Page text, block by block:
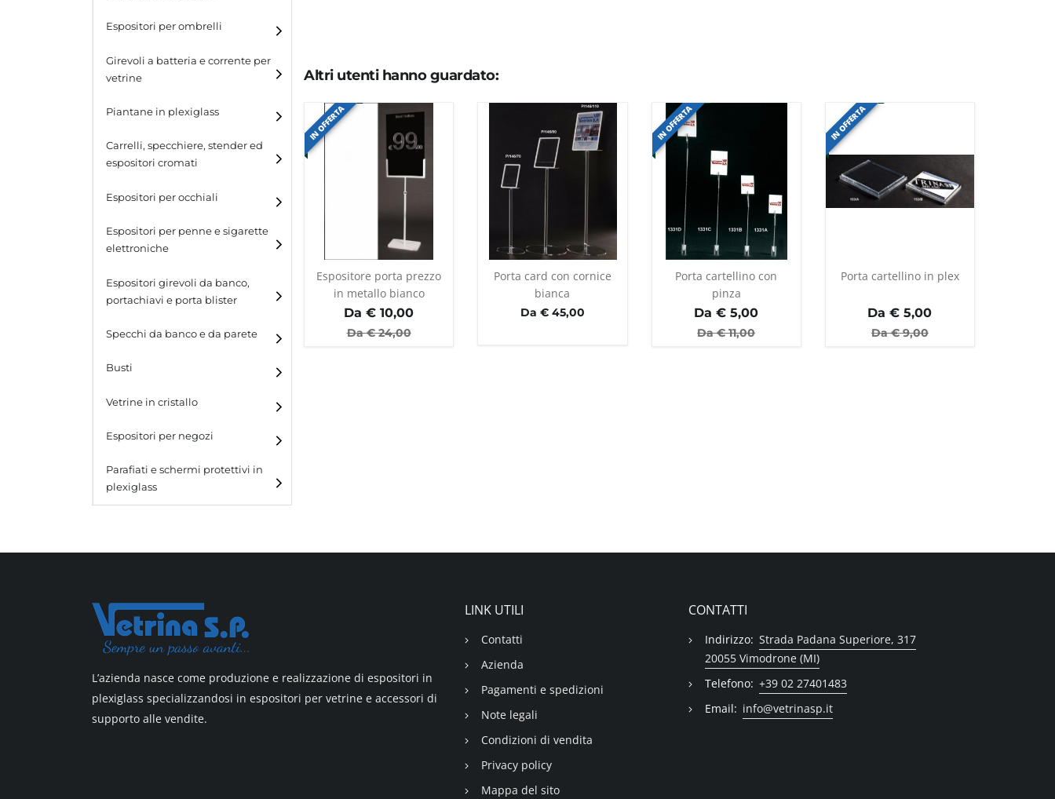
Espositori per borse
Espositori per cinture
Espositori per portafogli
Espositori per calzature
Espositori per ombrelli
Girevoli a batteria e corrente per
vetrine
Piantane in plexiglass
Carrelli, specchiere, stender ed
espositori cromati
Espositori per occhiali
Espositori per penne e sigarette
elettroniche
Espositori girevoli da banco,
portachiavi e porta blister
Espositori girevoli da
ganci
Specchi da banco e da parete
Busti
Vetrine in cristallo
Laminato
Laminato light
All design
Top line 3
Espositori per negozi
Parafiati e schermi protettivi in
plexiglass
Altri utenti hanno guardato:
IN OFFERTA
Espositore porta prezzo
in metallo bianco
Da € 10,00
Da €24,00
Porta card con cornice
bianca
Da € 45,00
IN OFFERTA
Porta cartellino con
pinza
Da € 5,00
Da €11,00
IN OFFERTA
Porta cartellino in plex
Da € 5,00
Da €9,00
L’azienda nasce come produzione e realizzazione di espositori in
plexiglass specializzandosi in espositori per vetrine e accessori di
supporto alle vendite.
LINK UTILI
Contatti
Azienda
Pagamenti e spedizioni
Note legali
Condizioni di vendita
Privacy policy
Mappa del sito
CONTATTI
Indirizzo: Strada Padana Superiore, 317
20055 Vimodrone (MI)
Telefono: +39 02 27401483
Email: info@vetrinasp.it